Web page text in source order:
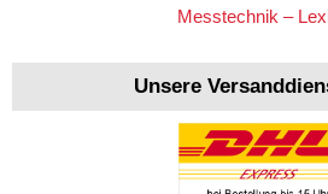
Messtechnik –
Unsere